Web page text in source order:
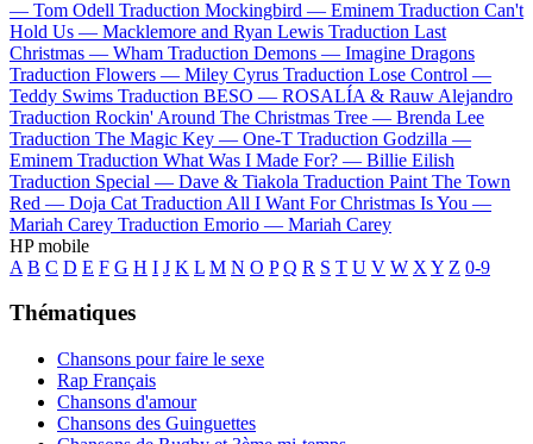
— Tom Odell Traduction Mockingbird — Eminem Traduction Can't
Hold Us — Macklemore and Ryan Lewis Traduction Last
Christmas — Wham Traduction Demons — Imagine Dragons
Traduction Flowers — Miley Cyrus Traduction Lose Control —
Teddy Swims Traduction BESO — ROSALÍA & Rauw Alejandro
Traduction Rockin' Around The Christmas Tree — Brenda Lee
Traduction The Magic Key — One-T Traduction Godzilla —
Eminem Traduction What Was I Made For? — Billie Eilish
Traduction Special — Dave & Tiakola Traduction Paint The Town
Red — Doja Cat Traduction All I Want For Christmas Is You —
Mariah Carey Traduction Emorio — Mariah Carey
HP mobile
A B C D E F G H I J K L M N O P Q R S T U V W X Y Z 0-9
Thématiques
Chansons pour faire le sexe
Rap Français
Chansons d'amour
Chansons des Guinguettes